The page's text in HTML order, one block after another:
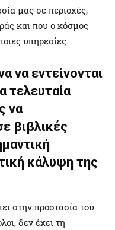
μας σε περιοχές,
και που ο κόσμος
υπηρεσίες.
να εντείνονται
τελευταία
να
βιβλικές
κάλυψη της
στην προστασία του
δεν έχει τη